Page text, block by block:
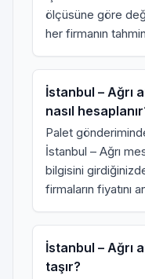
ölçüsüne göre
her firmanın
İstanbul – Ağrı
nasıl
Palet
İstanbul – Ağrı
bilgisini
firmaların fiyatını
İstanbul – Ağrı
taşır?